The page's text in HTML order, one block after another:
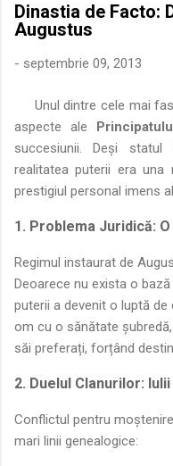
roman – în special a
țesutul urban și rural
precizie profunzimea și
Dinastia de Facto:
Augustus
- septembrie 09, 2013
Unul dintre cele mai
aspecte ale
succesiunii. Deși
realitatea puterii era una
prestigiul personal imens
1. Problema Juridică:
Regimul instaurat de
Deoarece nu exista o
puterii a devenit o luptă
om cu o sănătate
săi preferați, forțând
2. Duelul Clanurilor:
Conflictul pentru
mari linii genealogice: